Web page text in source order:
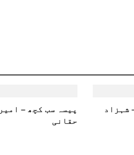
شہزاد
پیسہ سب کچھ –
حقانی